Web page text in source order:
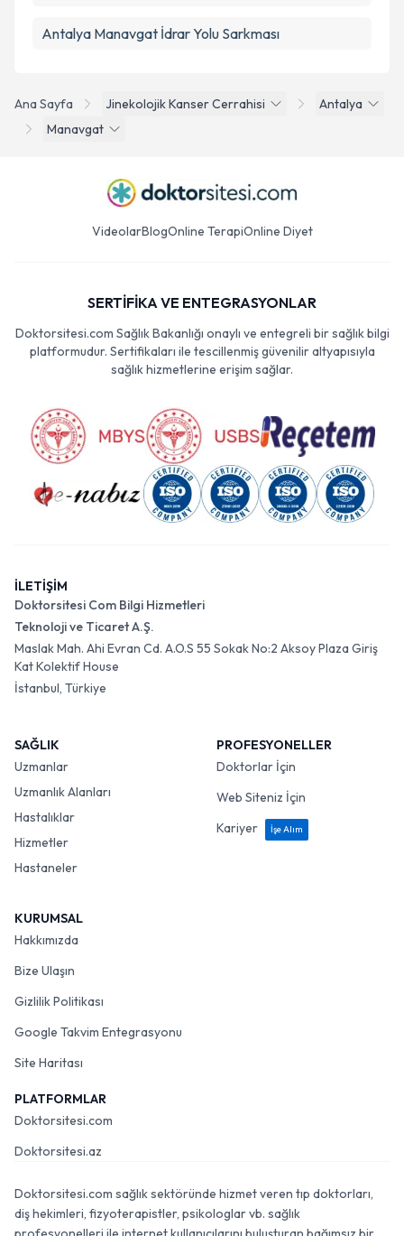
Ana Sayfa Jinekolojik Kanser Cerrahisi
Antalya
Manavgat
Antalya Manavgat İdrar Yolu Sarkması
VideolarBlogOnline TerapiOnline Diyet
SERTİFİKA VE ENTEGRASYONLAR
Doktorsitesi.com Sağlık Bakanlığı onaylı ve entegreli bir sağlık bilgi
platformudur. Sertifikaları ile tescillenmiş güvenilir altyapısıyla
sağlık hizmetlerine erişim sağlar.
İLETİŞİM
Doktorsitesi Com Bilgi Hizmetleri
Teknoloji ve Ticaret A.Ş.
Maslak Mah. Ahi Evran Cd. A.O.S 55 Sokak No:2 Aksoy Plaza Giriş
Kat Kolektif House
İstanbul, Türkiye
SAĞLIK
Uzmanlar
Uzmanlık Alanları
Hastalıklar
Hizmetler
Hastaneler
PROFESYONELLER
Doktorlar İçin
Web Siteniz İçin
Kariyer
İşe Alım
KURUMSAL
Hakkımızda
Bize Ulaşın
Gizlilik Politikası
Google Takvim Entegrasyonu
Site Haritası
PLATFORMLAR
Doktorsitesi.com
Doktorsitesi.az
Doktorsitesi.com sağlık sektöründe hizmet veren tıp doktorları,
diş hekimleri, fizyoterapistler, psikologlar vb. sağlık